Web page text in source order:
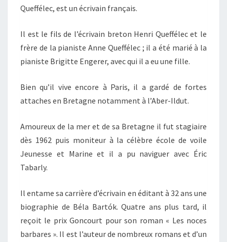
Queffélec, est un écrivain français.
Il est le fils de l’écrivain breton Henri Queffélec et le
frère de la pianiste Anne Queffélec ; il a été marié à la
pianiste Brigitte Engerer, avec qui il a eu une fille.
Bien qu’il vive encore à Paris, il a gardé de fortes
attaches en Bretagne notamment à l’Aber-Ildut.
Amoureux de la mer et de sa Bretagne il fut stagiaire
dès 1962 puis moniteur à la célèbre école de voile
Jeunesse et Marine et il a pu naviguer avec Éric
Tabarly.
Il entame sa carrière d’écrivain en éditant à 32 ans une
biographie de Béla Bartók. Quatre ans plus tard, il
reçoit le prix Goncourt pour son roman « Les noces
barbares ». Il est l’auteur de nombreux romans et d’un